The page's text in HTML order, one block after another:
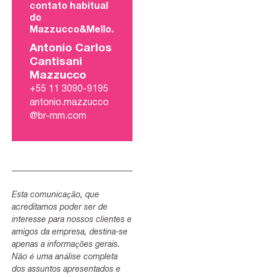
contato habitual
do
Mazzucco&Mello.
Antonio Carlos
Cantisani
Mazzucco
+55 11 3090-9195
antonio.mazzucco
@br-mm.com
Esta comunicação, que
acreditamos poder ser de
interesse para nossos clientes e
amigos da empresa, destina-se
apenas a informações gerais.
Não é uma análise completa
dos assuntos apresentados e